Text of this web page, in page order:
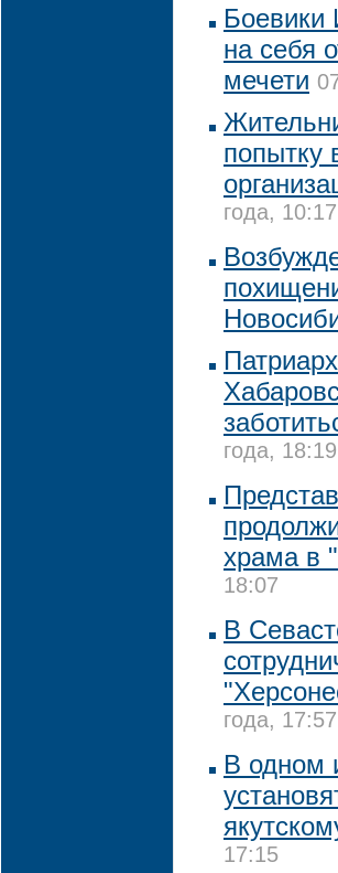
Боевики
на себя
мечети
попытку
года, 10:17
года, 18:19
храма в
18:07
В
года, 17:57
В одном
17:15